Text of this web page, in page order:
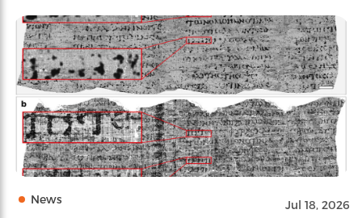
News Jul 18, 2026